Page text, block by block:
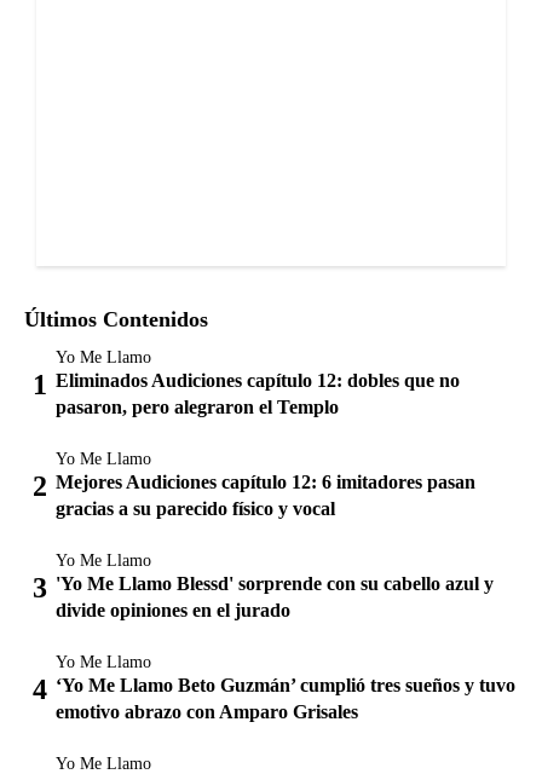
Últimos Contenidos
Yo Me Llamo
Eliminados Audiciones capítulo 12: dobles que no
pasaron, pero alegraron el Templo
Yo Me Llamo
Mejores Audiciones capítulo 12: 6 imitadores pasan
gracias a su parecido físico y vocal
Yo Me Llamo
'Yo Me Llamo Blessd' sorprende con su cabello azul y
divide opiniones en el jurado
Yo Me Llamo
‘Yo Me Llamo Beto Guzmán’ cumplió tres sueños y tuvo
emotivo abrazo con Amparo Grisales
Yo Me Llamo